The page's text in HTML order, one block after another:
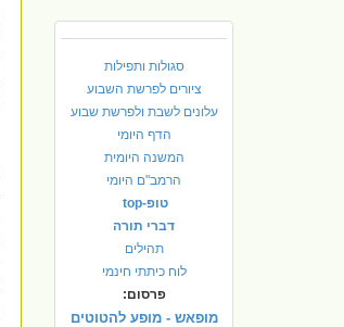
סגולות ותפילות
ציורים לפרשת השבוע
עלונים לשבת ולפרשת שבוע
הדף היומי
המשנה היומית
הרמב"ם היומי
טופ-top
דברי תורה
תהילים
לוח כיתתי חינמי
פרסום:
מופאש - מופע להטוטים